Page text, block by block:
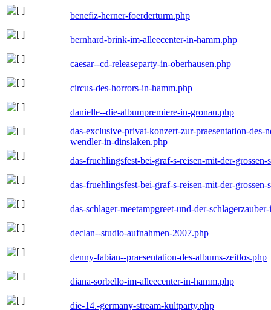
benefiz-herner-foerderturm.php
bernhard-brink-im-alleecenter-in-hamm.php
caesar--cd-releaseparty-in-oberhausen.php
circus-des-horrors-in-hamm.php
danielle--die-albumpremiere-in-gronau.php
das-exclusive-privat-konzert-zur-praesentation-
wendler-in-dinslaken.php
das-fruehlingsfest-bei-graf-s-reisen-mit-der-
das-fruehlingsfest-bei-graf-s-reisen-mit-der-
das-schlager-meetampgreet-und-der-
declan--studio-aufnahmen-2007.php
denny-fabian--praesentation-des-albums-zeitlos.php
diana-sorbello-im-alleecenter-in-hamm.php
die-14.-germany-stream-kultparty.php